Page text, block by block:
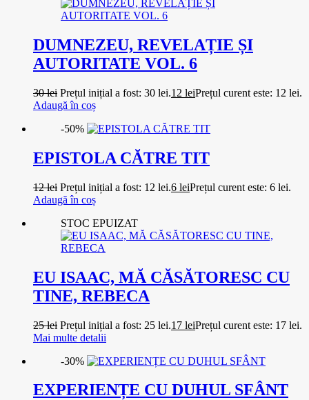
DUMNEZEU, REVELAȚIE ȘI
AUTORITATE VOL. 6
30lei Prețul inițial a fost: 30 lei.12 leiPrețul curent este: 12 lei.
Adaugă în coș
-50%
EPISTOLA CĂTRE TIT
12lei Prețul inițial a fost: 12 lei.6 leiPrețul curent este: 6 lei.
Adaugă în coș
STOC EPUIZAT
EU ISAAC, MĂ CĂSĂTORESC CU
TINE, REBECA
25lei Prețul inițial a fost: 25 lei.17 leiPrețul curent este: 17 lei.
Mai multe detalii
-30%
EXPERIENȚE CU DUHUL SFÂNT